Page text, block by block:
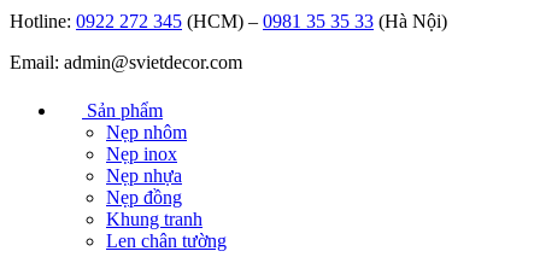
Hotline: 0922 272 345 (HCM) – 0981 35 35 33 (Hà Nội)
Email: admin@svietdecor.com
Sản phẩm
Nẹp nhôm
Nẹp inox
Nẹp nhựa
Nẹp đồng
Khung tranh
Len chân tường